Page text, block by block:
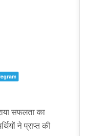
सफलता का
ने प्राप्त की